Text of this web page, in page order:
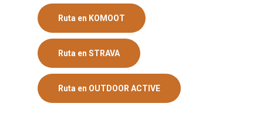
Ruta en KOMOOT
Ruta en STRAVA
Ruta en OUTDOOR ACTIVE